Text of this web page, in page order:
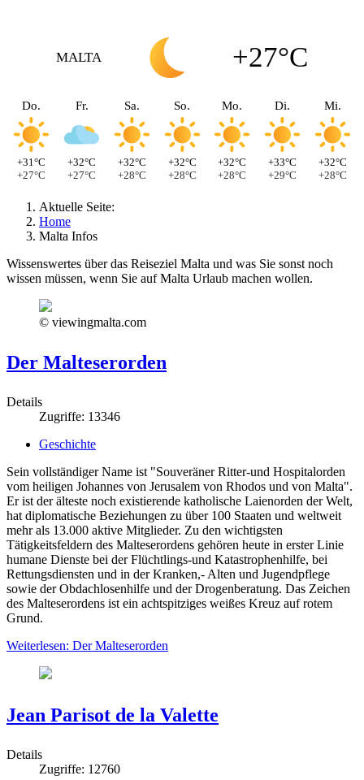
MALTA +27°C
Do.
+31°C
+27°C
Fr.
+32°C
+27°C
Sa.
+32°C
+28°C
So.
+32°C
+28°C
Mo.
+32°C
+28°C
Di.
+33°C
+29°C
Mi.
+32°C
+28°C
Aktuelle Seite:
Home
Malta Infos
Wissenswertes über das Reiseziel Malta und was Sie sonst noch
wissen müssen, wenn Sie auf Malta Urlaub machen wollen.
© viewingmalta.com
Der Malteserorden
Details
Zugriffe: 13346
Geschichte
Sein vollständiger Name ist "Souveräner Ritter-und Hospitalorden
vom heiligen Johannes von Jerusalem von Rhodos und von Malta".
Er ist der älteste noch existierende katholische Laienorden der Welt,
hat diplomatische Beziehungen zu über 100 Staaten und weltweit
mehr als 13.000 aktive Mitglieder. Zu den wichtigsten
Tätigkeitsfeldern des Malteserordens gehören heute in erster Linie
humane Dienste bei der Flüchtlings-und Katastrophenhilfe, bei
Rettungsdiensten und in der Kranken,- Alten und Jugendpflege
sowie der Obdachlosenhilfe und der Drogenberatung. Das Zeichen
des Malteserordens ist ein achtspitziges weißes Kreuz auf rotem
Grund.
Weiterlesen: Der Malteserorden
Jean Parisot de la Valette
Details
Zugriffe: 12760